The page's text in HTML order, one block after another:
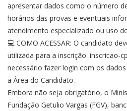
apresentar dados como o número
horários das provas e eventuais
atendimento especializado ou uso
💻 COMO ACESSAR: O candidato
utilizada para a inscrição: inscricao-
necessário fazer login com os
a Área do Candidato.
Embora não seja obrigatório, o
Fundação Getulio Vargas (FGV),